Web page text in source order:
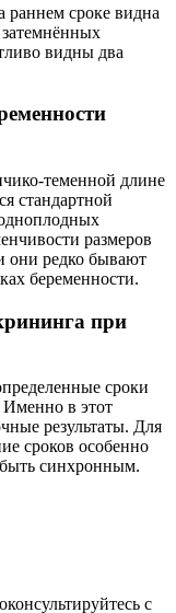
сроке видна
видны два
теменной длине
стандартной
размеров
они редко бывают
беременности.
при
сроки
в этот
результаты. Для
сроков особенно
синхронным.
с